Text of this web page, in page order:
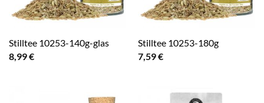
Stilltee 10253-140g-glas
8,99€
Stilltee 10253-180g
7,59€